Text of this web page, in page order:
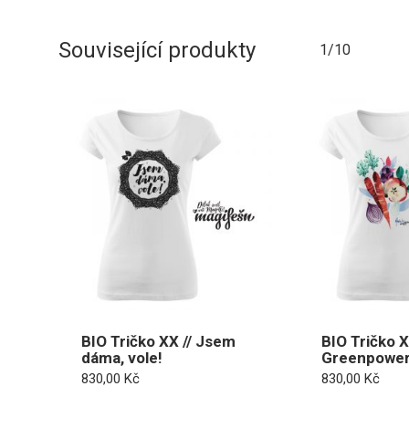
Související produkty 1/10
BIO Tričko XX // Jsem
dáma, vole!
830,00 Kč
BIO Tričko
830,00 Kč